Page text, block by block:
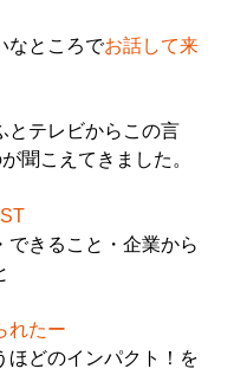
なところでお話して来
とテレビからこの言
聞こえてきました。
できること・企業から
れたー
ほどのインパクト！を